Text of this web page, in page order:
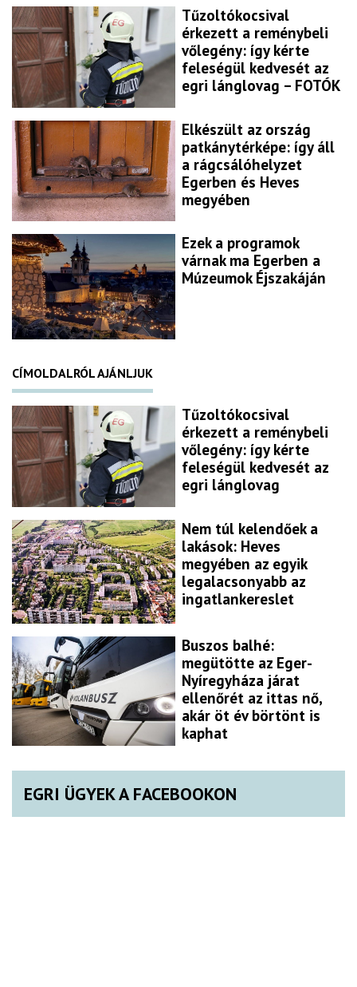
Tűzoltókocsival
érkezett a reménybeli
vőlegény: így kérte
feleségül kedvesét az
egri lánglovag – FOTÓK
Elkészült az ország
patkánytérképe: így áll
a rágcsálóhelyzet
Egerben és Heves
megyében
Ezek a programok
várnak ma Egerben a
Múzeumok Éjszakáján
CÍMOLDALRÓL AJÁNLJUK
Tűzoltókocsival
érkezett a reménybeli
vőlegény: így kérte
feleségül kedvesét az
egri lánglovag
Nem túl kelendőek a
lakások: Heves
megyében az egyik
legalacsonyabb az
ingatlankereslet
Buszos balhé:
megütötte az Eger-
Nyíregyháza járat
ellenőrét az ittas nő,
akár öt év börtönt is
kaphat
EGRI ÜGYEK A FACEBOOKON